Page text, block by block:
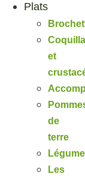
Plats
et
de
terre
Les